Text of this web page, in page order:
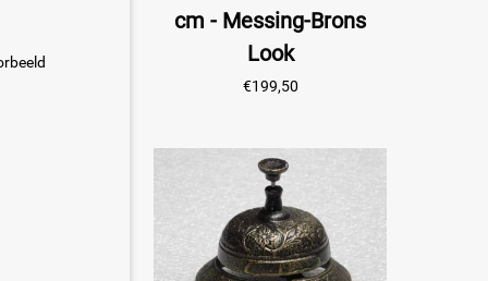
cm - Messing-Brons
Look
€199,50